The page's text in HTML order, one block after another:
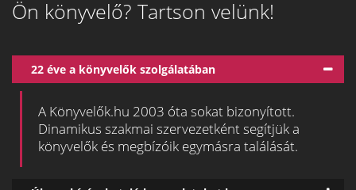
Ön könyvelő? Tartson velünk!
22 éve a könyvelők szolgálatában
A Könyvelők.hu 2003 óta sokat bizonyított.
Dinamikus szakmai szervezetként segítjük a
könyvelők és megbízóik egymásra találását.